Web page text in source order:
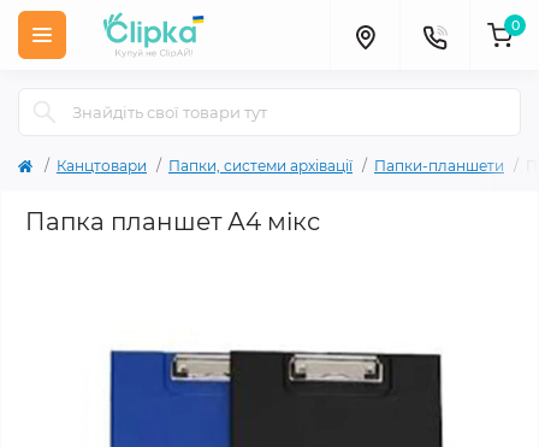
0
Канцтовари Папки, системи архівації Папки-планшети
Папка планшет А4 мікс